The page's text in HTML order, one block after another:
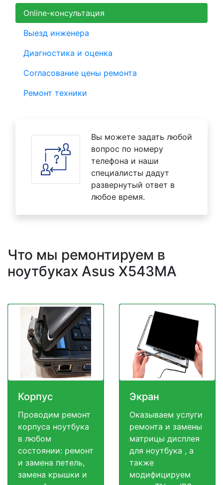
Online-консультация
Выезд инженера
Диагностика и оценка
Согласование цены ремонта
Ремонт техники
Вы можете задать любой
вопрос по номеру
телефона и наши
специалисты дадут
развернутый ответ в
любое время.
Что мы ремонтируем в
ноутбуках Asus X543MA
Корпус
Проводим ремонт
корпуса ноутбука
в любом
состоянии: ремонт
и замена петель,
замена крышки и
Экран
Оказываем услуги
ремонта и замены
матрицы дисплея
для ноутбука , а
также
модифицируем